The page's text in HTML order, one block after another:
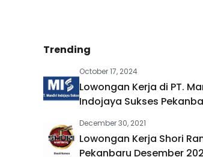
Trending
October 17, 2024
Lowongan Kerja di PT.
Indojaya Sukses
December 30, 2021
Lowongan Kerja Shori
Pekanbaru Desember